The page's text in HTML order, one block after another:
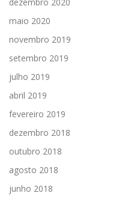
maio 2020
novembro 2019
setembro 2019
julho 2019
abril 2019
fevereiro 2019
dezembro 2018
outubro 2018
agosto 2018
junho 2018